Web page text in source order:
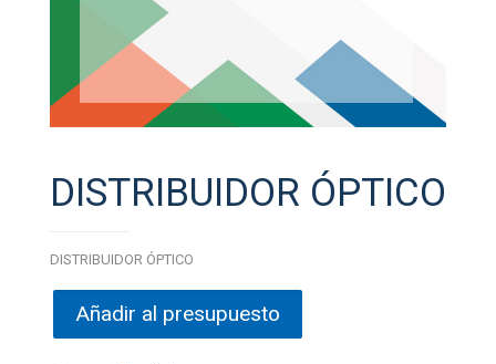
DISTRIBUIDOR ÓPTICO
DISTRIBUIDOR ÓPTICO
Añadir al presupuesto